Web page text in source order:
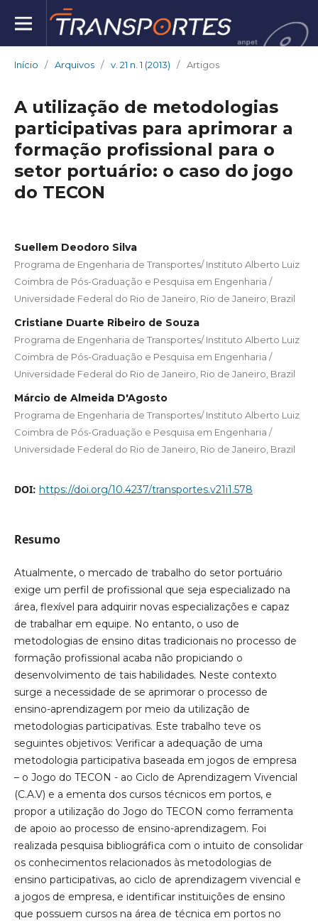
Início / Arquivos / v. 21 n. 1 (2013) / Artigos
A utilização de metodologias
participativas para aprimorar a
formação profissional para o
setor portuário: o caso do jogo
do TECON
Suellem Deodoro Silva
Programa de Engenharia de Transportes/ Instituto Alberto Luiz
Coimbra de Pós-Graduação e Pesquisa em Engenharia /
Universidade Federal do Rio de Janeiro, Rio de Janeiro, Brazil
Cristiane Duarte Ribeiro de Souza
Programa de Engenharia de Transportes/ Instituto Alberto Luiz
Coimbra de Pós-Graduação e Pesquisa em Engenharia /
Universidade Federal do Rio de Janeiro, Rio de Janeiro, Brazil
Márcio de Almeida D'Agosto
Programa de Engenharia de Transportes/ Instituto Alberto Luiz
Coimbra de Pós-Graduação e Pesquisa em Engenharia /
Universidade Federal do Rio de Janeiro, Rio de Janeiro, Brazil
DOI: https://doi.org/10.4237/transportes.v21i1.578
Resumo
Atualmente, o mercado de trabalho do setor portuário
exige um perfil de profissional que seja especializado na
área, flexível para adquirir novas especializações e capaz
de trabalhar em equipe. No entanto, o uso de
metodologias de ensino ditas tradicionais no processo de
formação profissional acaba não propiciando o
desenvolvimento de tais habilidades. Neste contexto
surge a necessidade de se aprimorar o processo de
ensino-aprendizagem por meio da utilização de
metodologias participativas. Este trabalho teve os
seguintes objetivos: Verificar a adequação de uma
metodologia participativa baseada em jogos de empresa
– o Jogo do TECON - ao Ciclo de Aprendizagem Vivencial
(C.A.V) e a ementa dos cursos técnicos em portos, e
propor a utilização do Jogo do TECON como ferramenta
de apoio ao processo de ensino-aprendizagem. Foi
realizada pesquisa bibliográfica com o intuito de consolidar
os conhecimentos relacionados às metodologias de
ensino participativas, ao ciclo de aprendizagem vivencial e
a jogos de empresa, e identificar instituições de ensino
que possuem cursos na área de técnica em portos no